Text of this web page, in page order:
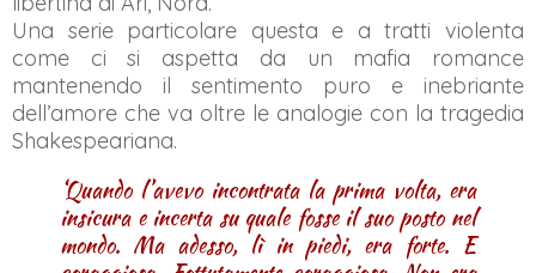
Una serie particolare questa e a tratti violenta
come ci si aspetta da un mafia romance
mantenendo il sentimento puro e inebriante
dell’amore che va oltre le analogie con la tragedia
Shakespeariana.
‘Quando l’avevo incontrata la prima volta, era
insicura e incerta su quale fosse il suo posto nel
mondo. Ma adesso, lì in piedi, era forte. E